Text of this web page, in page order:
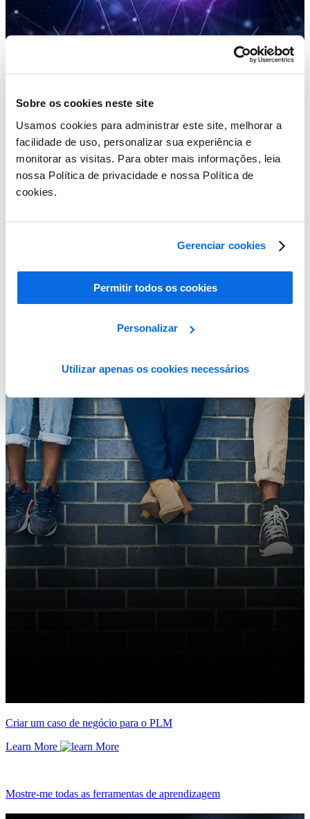
Sobre os cookies neste site
Usamos cookies para administrar este site, melhorar a
facilidade de uso, personalizar sua experiência e
monitorar as visitas. Para obter mais informações, leia
nossa Política de privacidade e nossa Política de
cookies.
Gerenciar cookies
Permitir todos os cookies
Personalizar
Utilizar apenas os cookies necessários
Learn More
Criar um caso de negócio para o PLM
Learn More
Mostre-me todas as ferramentas de aprendizagem